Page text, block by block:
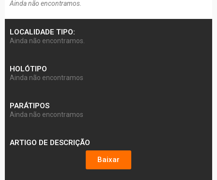
Ainda não encontramos.
LOCALIDADE TIPO:
Ainda não encontramos.
HOLÓTIPO
Ainda não encontramos
PARÁTIPOS
Ainda não encontramos
ARTIGO DE DESCRIÇÃO
Baixar